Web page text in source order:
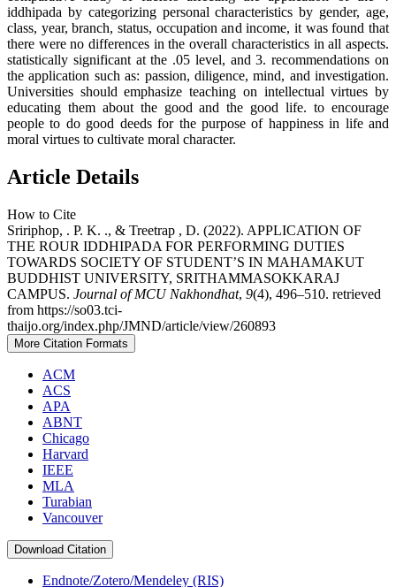
iddhipada by categorizing personal characteristics by gender, age,
class, year, branch, status, occupation and income, it was found that
there were no differences in the overall characteristics in all aspects.
statistically significant at the .05 level, and 3. recommendations on
the application such as: passion, diligence, mind, and investigation.
Universities should emphasize teaching on intellectual virtues by
educating them about the good and the good life. to encourage
people to do good deeds for the purpose of happiness in life and
moral virtues to cultivate moral character.
Article Details
How to Cite
Sririphop, . P. K. ., & Treetrap , D. (2022). APPLICATION OF
THE ROUR IDDHIPADA FOR PERFORMING DUTIES
TOWARDS SOCIETY OF STUDENT’S IN MAHAMAKUT
BUDDHIST UNIVERSITY, SRITHAMMASOKKARAJ
CAMPUS. Journal of MCU Nakhondhat, 9(4), 496–510. retrieved
from https://so03.tci-
thaijo.org/index.php/JMND/article/view/260893
More Citation Formats
ACM
ACS
APA
ABNT
Chicago
Harvard
IEEE
MLA
Turabian
Vancouver
Download Citation
Endnote/Zotero/Mendeley (RIS)